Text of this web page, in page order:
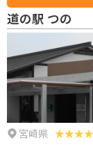
連山の雄大な景色が
あり、ツーリングの拠点としても最
野菜や果物が購入で
ポット - 温泉やキャ
道の駅 つの
宮崎県